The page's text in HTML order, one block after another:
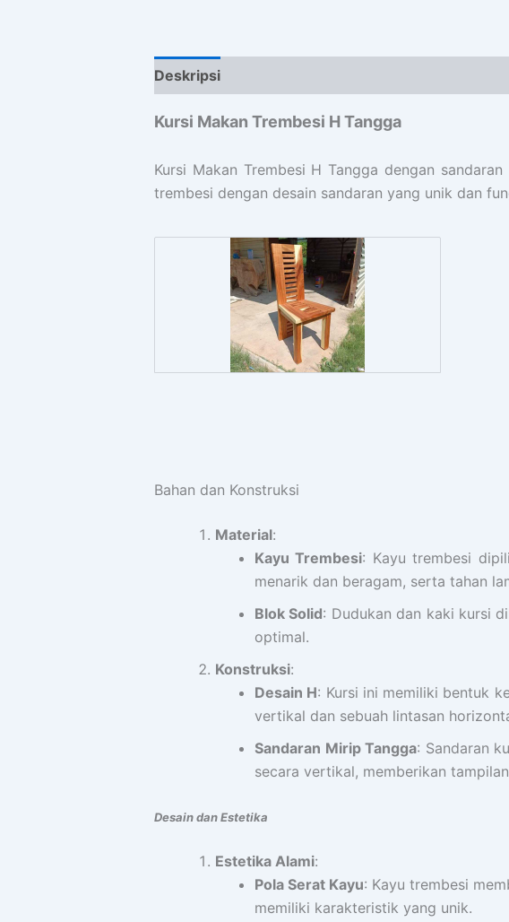
Deskripsi
Kursi Makan Trembesi H Tangga
Kursi Makan Trembesi H Tangga dengan
trembesi dengan desain sandaran yang unik dan
Bahan dan Konstruksi
Material:
Kayu Trembesi: Kayu trembesi
menarik dan beragam, serta tahan
Blok Solid: Dudukan dan kaki kursi
optimal.
Konstruksi:
Desain H: Kursi ini memiliki bentuk
vertikal dan sebuah lintasan
Sandaran Mirip Tangga: Sandaran
secara vertikal, memberikan
Desain dan Estetika
Estetika Alami:
Pola Serat Kayu: Kayu trembesi
memiliki karakteristik yang unik.